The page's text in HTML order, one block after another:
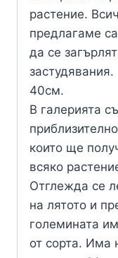
растение.
предлагаме
да се
40см.
В галерията
които ще
всяко
Отглежда се
на лятото и
големината
от сорта. Има